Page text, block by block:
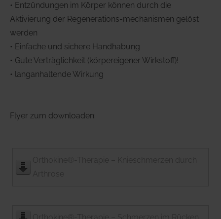
• Entzündungen im Körper können durch die
Aktivierung der Regenerations-mechanismen gelöst
werden
• Einfache und sichere Handhabung
• Gute Verträglichkeit (körpereigener Wirkstoff)!
• langanhaltende Wirkung
Flyer zum downloaden: